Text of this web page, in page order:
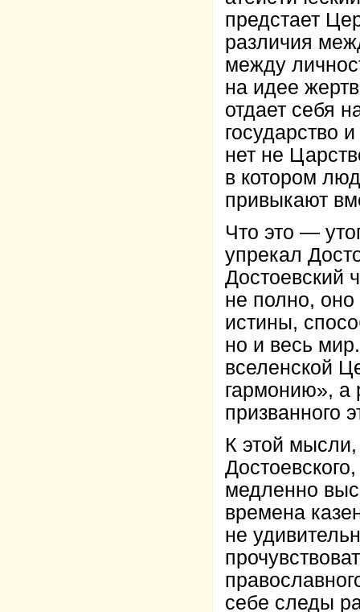
предстает
различия
между
на идее
отдает себя
государство
нет не
в котором
привыкают
Что это —
упрекал
Достоевский
не полно, оно
истины,
но и весь
вселенской
гармонию», а
призванного
К этой
медленно
времена
не
себе следы